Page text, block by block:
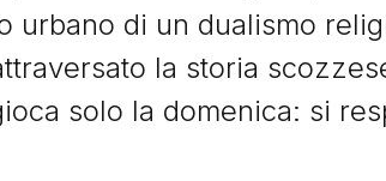
urbano di un dualismo
la storia
solo la domenica: si